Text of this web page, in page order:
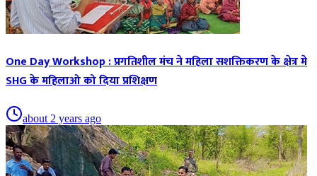
One Day Workshop : प्रगतिशील मंच ने महिला सशक्तिकरण के क्षेत्र मे
SHG के महिलाओ को दिया प्रशिक्षण
about 2 years ago